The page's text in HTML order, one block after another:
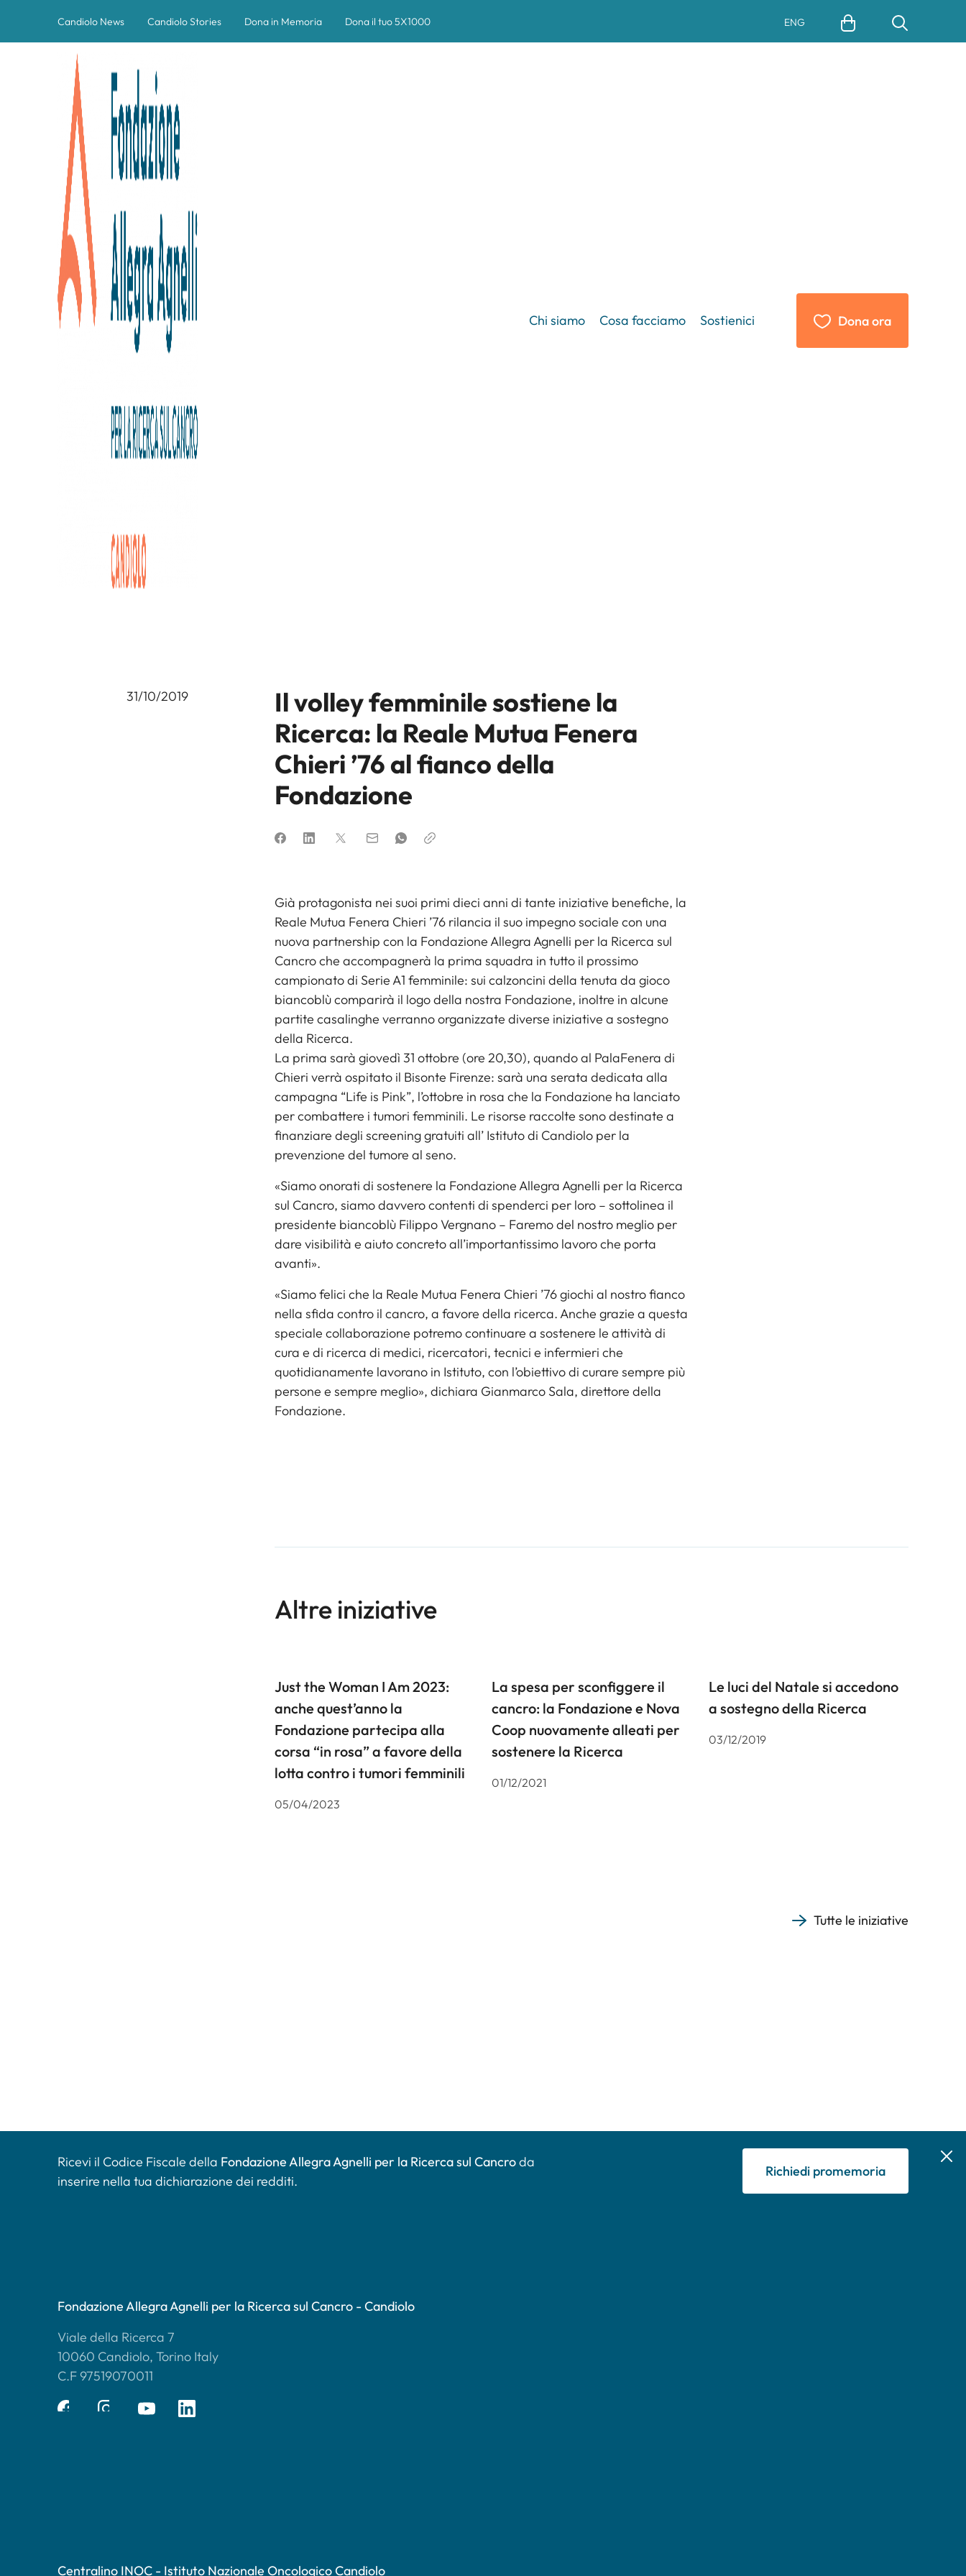
Candiolo News Candiolo Stories Dona in Memoria Dona il tuo 5X1000 ENG
Chi siamo Cosa facciamo Sostienici Dona ora
31/10/2019
Il volley femminile sostiene la
Ricerca: la Reale Mutua Fenera
Chieri ’76 al fianco della
Fondazione
Già protagonista nei suoi primi dieci anni di tante iniziative benefiche, la
Reale Mutua Fenera Chieri ’76 rilancia il suo impegno sociale con una
nuova partnership con la Fondazione Allegra Agnelli per la Ricerca sul
Cancro che accompagnerà la prima squadra in tutto il prossimo
campionato di Serie A1 femminile: sui calzoncini della tenuta da gioco
biancoblù comparirà il logo della nostra Fondazione, inoltre in alcune
partite casalinghe verranno organizzate diverse iniziative a sostegno
della Ricerca.
La prima sarà giovedì 31 ottobre (ore 20,30), quando al PalaFenera di
Chieri verrà ospitato il Bisonte Firenze: sarà una serata dedicata alla
campagna “Life is Pink”, l’ottobre in rosa che la Fondazione ha lanciato
per combattere i tumori femminili. Le risorse raccolte sono destinate a
finanziare degli screening gratuiti all’ Istituto di Candiolo per la
prevenzione del tumore al seno.
«Siamo onorati di sostenere la Fondazione Allegra Agnelli per la Ricerca
sul Cancro, siamo davvero contenti di spenderci per loro – sottolinea il
presidente biancoblù Filippo Vergnano – Faremo del nostro meglio per
dare visibilità e aiuto concreto all’importantissimo lavoro che porta
avanti».
«Siamo felici che la Reale Mutua Fenera Chieri ’76 giochi al nostro fianco
nella sfida contro il cancro, a favore della ricerca. Anche grazie a questa
speciale collaborazione potremo continuare a sostenere le attività di
cura e di ricerca di medici, ricercatori, tecnici e infermieri che
quotidianamente lavorano in Istituto, con l’obiettivo di curare sempre più
persone e sempre meglio», dichiara Gianmarco Sala, direttore della
Fondazione.
Altre iniziative
Just the Woman I Am 2023:
anche quest’anno la
Fondazione partecipa alla
corsa “in rosa” a favore della
lotta contro i tumori femminili
05/04/2023
La spesa per sconfiggere il
cancro: la Fondazione e Nova
Coop nuovamente alleati per
sostenere la Ricerca
01/12/2021
Le luci del Natale si accedono
a sostegno della Ricerca
03/12/2019
Tutte le iniziative
Ricevi il Codice Fiscale della Fondazione Allegra Agnelli per la Ricerca sul Cancroda
inserire nella tua dichiarazione dei redditi.
Richiedi promemoria
Fondazione Allegra Agnelli per la Ricerca sul Cancro - Candiolo
Viale della Ricerca 7
10060 Candiolo, Torino Italy
C.F 97519070011
Centralino INOC - Istituto Nazionale Oncologico Candiolo